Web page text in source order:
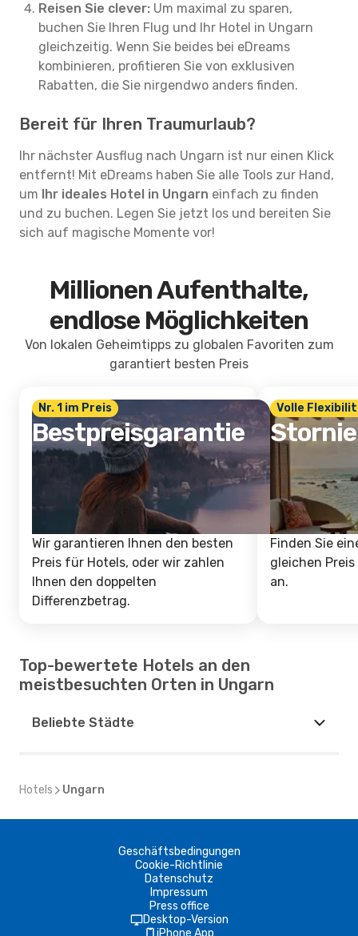
Reisen Sie clever: Um maximal zu sparen,
buchen Sie Ihren Flug und Ihr Hotel in Ungarn
gleichzeitig. Wenn Sie beides bei eDreams
kombinieren, profitieren Sie von exklusiven
Rabatten, die Sie nirgendwo anders finden.
Bereit für Ihren Traumurlaub?
Ihr nächster Ausflug nach Ungarn ist nur einen Klick
entfernt! Mit eDreams haben Sie alle Tools zur Hand,
um Ihr ideales Hotel in Ungarn einfach zu finden
und zu buchen. Legen Sie jetzt los und bereiten Sie
sich auf magische Momente vor!
Millionen Aufenthalte,
endlose Möglichkeiten
Von lokalen Geheimtipps zu globalen Favoriten zum
garantiert besten Preis
Nr. 1 im Preis
Bestpreisgarantie
Wir garantieren Ihnen den besten
Preis für Hotels, oder wir zahlen
Ihnen den doppelten
Differenzbetrag.
Volle
Finden Sie
gleichen
an.
Top-bewertete Hotels an den
meistbesuchten Orten in Ungarn
Beliebte Städte
Hotels Ungarn
Geschäftsbedingungen
Cookie-Richtlinie
Datenschutz
Impressum
Press office
Desktop-Version
iPhone App